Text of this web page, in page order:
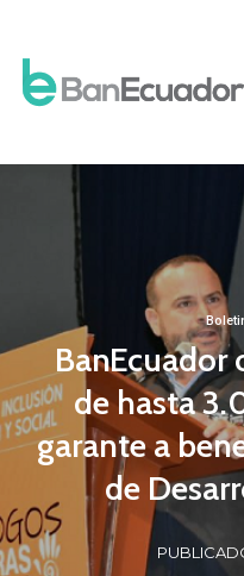
BanEcuador
de hasta
garante a
de